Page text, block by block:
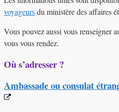
voyageursdu ministère des affaires
Vous pouvez aussi vous renseigner
vous vous rendez.
Où s’adresser ?
Ambassade ou consulat